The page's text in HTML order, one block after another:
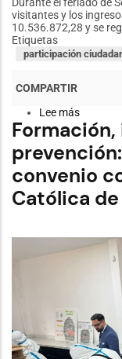
visitantes y los
10.536.872,28 y se
Etiquetas
participación
Lee más
Saldo
positivo
deja
para
Cuenca
feriado
Santa
convenio
Católica